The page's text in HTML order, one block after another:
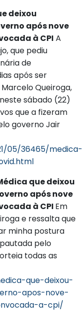
deixou
após nove
à CPI A
que pediu
de
após ser
Queiroga,
sábado (22)
que a fizeram
governo Jair
05/36465/medica-
que deixou
após nove
à CPI Em
e ressalta que
minha postura
pelo
todas as
que-deixou-
apos-nove-
a-cpi/